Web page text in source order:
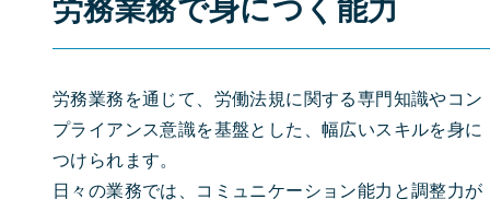
労務業務で身につく能力
労務業務を通じて、労働法規に関する専門知識やコン
プライアンス意識を基盤とした、幅広いスキルを身に
つけられます。
日々の業務では、コミュニケーション能力と調整力が